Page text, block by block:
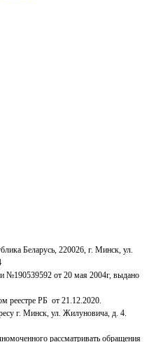
Беларусь, 220026, г. Минск, ул.
№190539592 от 20 мая 2004г, выдано
реестре РБ от 21.12.2020.
г. Минск, ул. Жилуновича, д. 4.
рассматривать обращения